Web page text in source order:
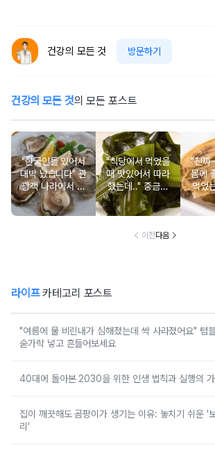
건강의 모든 것 방문하기
건강의 모든 것의 모든 포스트
"한국인들 있어서
대박 났습니다" 관
광객 나라에서 남
녀노소 보양식처
럼 먹는 음식
"식당에서 먹었을
때 맛있어서 따라
했는데.." 중금속
싹 다 빠질 줄 몰
랐어요
"진짜
몸에
먹었
먹고
이전다음
라이프카테고리 포스트
"여름에 물 비린내가 심해졌는데 싹 사라졌어요" 텀
숟가락 넣고 흔들어보세요
40대에 돌아본 2030을 위한 인생 법칙과 실행의 가
집이 깨끗해도 곰팡이가 생기는 이유: 놓치기 쉬운 '
리'